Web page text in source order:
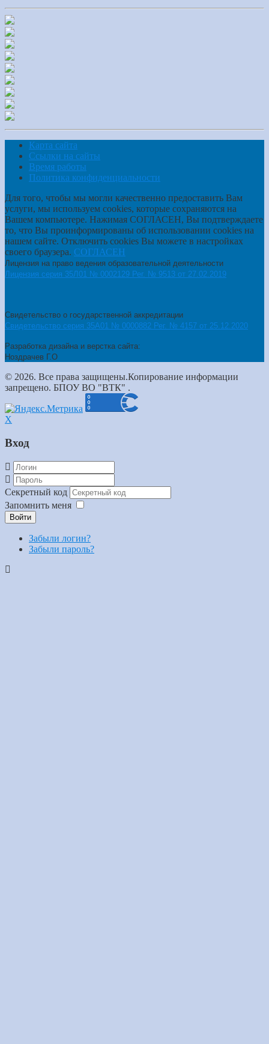
Карта сайта
Ссылки на сайты
Время работы
Политика конфиденциальности
Для того, чтобы мы могли качественно предоставить Вам
услуги, мы используем cookies, которые сохраняются на
Вашем компьютере. Нажимая СОГЛАСЕН, Вы подтверждаете
то, что Вы проинформированы об использовании cookies на
нашем сайте. Отключить cookies Вы можете в настройках
своего браузера. СОГЛАСЕН
Лицензия на право ведения образовательной деятельности
Лицензия серия 35Л01 № 0002129 Рег. № 9513 от 27.02.2019
Свидетельство о государственной аккредитации
Свидетельство серия 35А01 № 0000882 Рег. № 4157 от 25.12.2020
Разработка дизайна и верстка сайта:
Ноздрачев Г.О
© 2026. Все права защищены.Копирование информации
запрещено. БПОУ ВО "ВТК" .
X
Вход
Секретный код
Запомнить меня
Войти
Забыли логин?
Забыли пароль?